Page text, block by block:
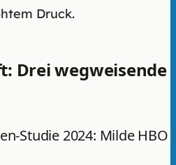
Druck.
Drei wegweisende
Studie 2024: Milde HBO